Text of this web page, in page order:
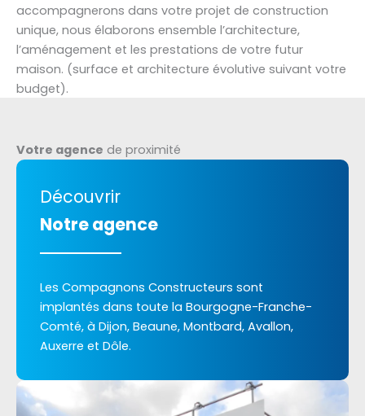
accompagnerons dans votre projet de construction
unique, nous élaborons ensemble l’architecture,
l’aménagement et les prestations de votre futur
maison. (surface et architecture évolutive suivant votre
budget).
Votre agence de proximité
Découvrir
Notre agence
Les Compagnons Constructeurs sont
implantés dans toute la Bourgogne-Franche-
Comté, à Dijon, Beaune, Montbard, Avallon,
Auxerre et Dôle.